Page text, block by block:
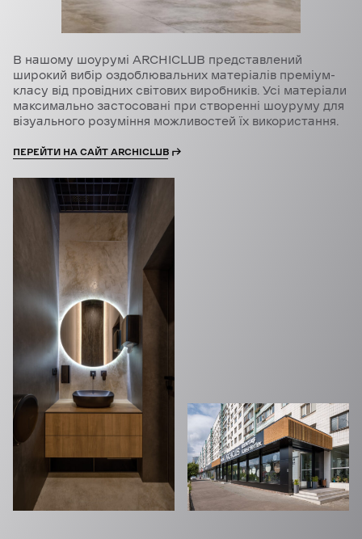
В нашому шоурумі ARCHICLUB представлений
широкий вибір оздоблювальних матеріалів преміум-
класу від провідних світових виробників. Усі матеріали
максимально застосовані при створенні шоуруму для
візуального розуміння можливостей їх використання.
ПЕРЕЙТИ НА САЙТ ARCHICLUB